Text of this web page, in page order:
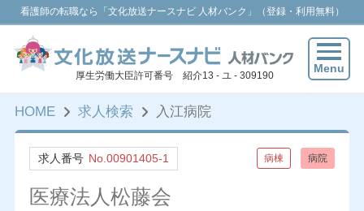
看護師の転職なら「文化放送ナースナビ 人材バンク」（登録・利用無料）
厚生労働大臣許可番号 紹介13 - ユ - 309190
Menu
HOME 求人検索 入江病院
求人番号 No.00901405-1 病棟 病院
医療法人松藤会